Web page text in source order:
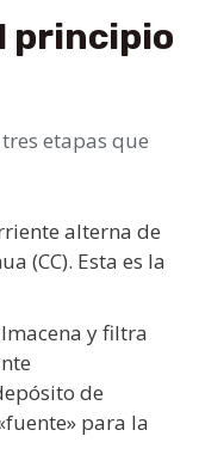
principio
etapas que
alterna de
(CC). Esta es la
y filtra
de
para la